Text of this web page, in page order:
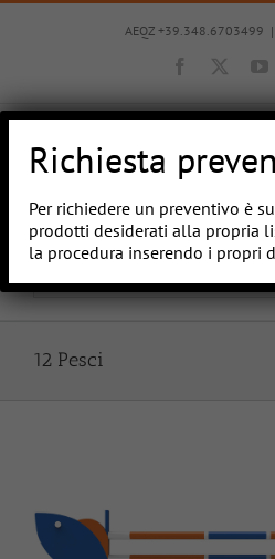
Salta
AEQZ +39.348.6703499 |
Facebook
Vai a...
12 Pesci
Richiesta
Per richiedere un preventivo è
prodotti desiderati alla propria
la procedura inserendo i propri